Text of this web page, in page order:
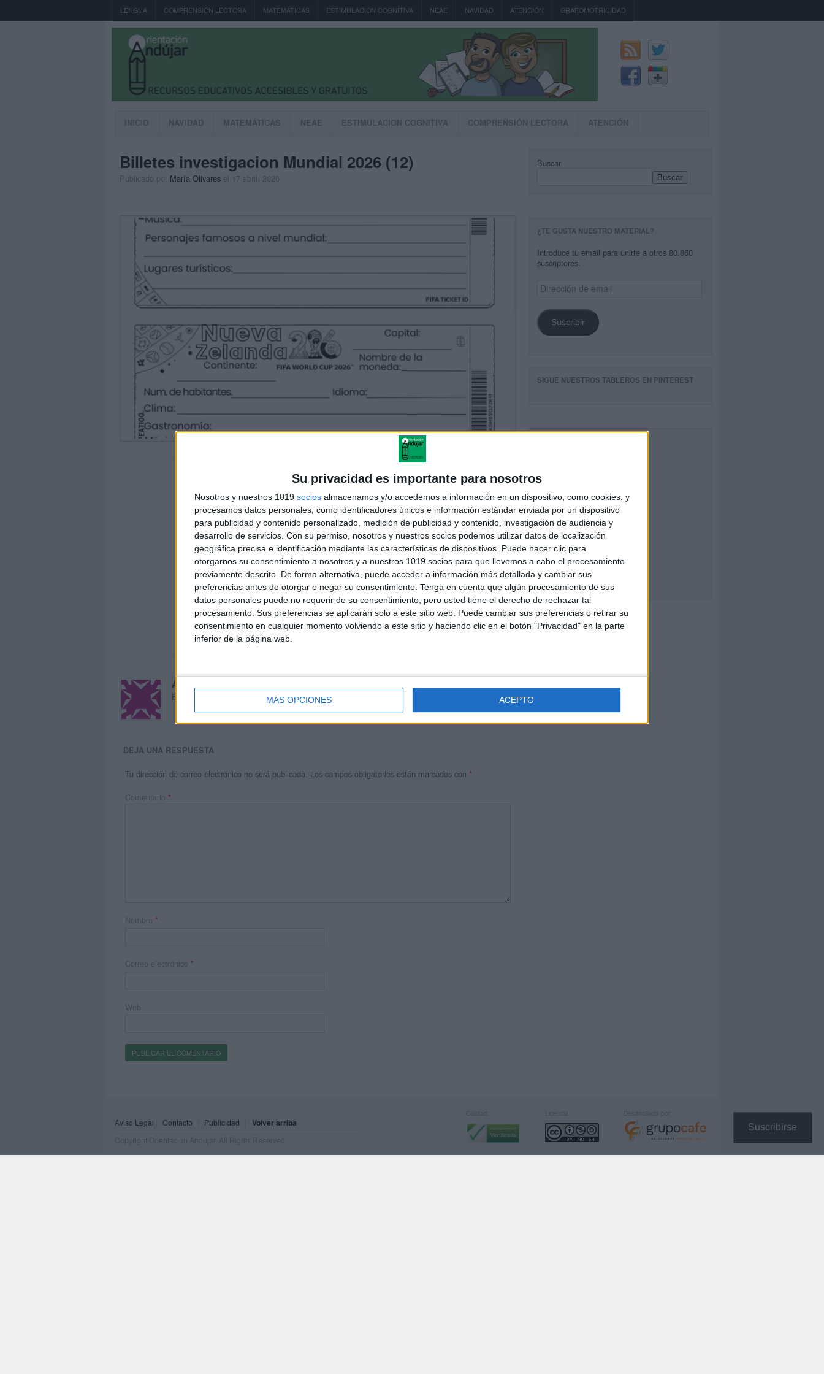
Su privacidad es importante para nosotros
Nosotros y nuestros 1019 socios almacenamos y/o accedemos a información en un dispositivo, como cookies, y
procesamos datos personales, como identificadores únicos e información estándar enviada por un dispositivo
para publicidad y contenido personalizado, medición de publicidad y contenido, investigación de audiencia y
desarrollo de servicios. Con su permiso, nosotros y nuestros socios podemos utilizar datos de localización
geográfica precisa e identificación mediante las características de dispositivos. Puede hacer clic para
otorgarnos su consentimiento a nosotros y a nuestros 1019 socios para que llevemos a cabo el procesamiento
previamente descrito. De forma alternativa, puede acceder a información más detallada y cambiar sus
preferencias antes de otorgar o negar su consentimiento. Tenga en cuenta que algún procesamiento de sus
datos personales puede no requerir de su consentimiento, pero usted tiene el derecho de rechazar tal
procesamiento. Sus preferencias se aplicarán solo a este sitio web. Puede cambiar sus preferencias o retirar su
consentimiento en cualquier momento volviendo a este sitio y haciendo clic en el botón "Privacidad" en la parte
inferior de la página web.
MÁS OPCIONES ACEPTO
Suscribirse
LENGUA COMPRENSIÓN LECTORA MATEMÁTICAS ESTIMULACION COGNITIVA NEAE NAVIDAD ATENCIÓN GRAFOMOTRICIDAD
INICIO NAVIDAD MATEMÁTICAS NEAE ESTIMULACION COGNITIVA COMPRENSIÓN LECTORA ATENCIÓN
Billetes investigacion Mundial 2026 (12)
Publicado por María Olivares el 17 abril, 2026
Acerca de María Olivares
El autor no ha proporcionado ninguna información.
DEJA UNA RESPUESTA
Tu dirección de correo electrónico no será publicada. Los campos obligatorios están marcados con *
Comentario *
Nombre *
Correo electrónico *
Web
Buscar
Buscar
¿TE GUSTA NUESTRO MATERIAL?
Introduce tu email para unirte a otros 80.860
suscriptores.
Dirección
de
Suscribir
SIGUE NUESTROS TABLEROS EN PINTEREST
Aviso Legal Contacto Publicidad Volver arriba